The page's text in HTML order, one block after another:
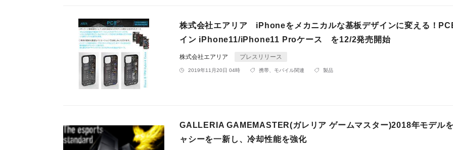
株式会社エアリア iPhoneをメカニカルな基板デザインに変える！
イン iPhone11/iPhone11 Proケース を12/2発売開始
株式会社エアリア プレスリリース
2019年11月20日 04時 携帯、モバイル関連 製品
GALLERIA GAMEMASTER(ガレリア ゲームマスター)2018年モデル
ャシーを一新し、冷却性能を強化